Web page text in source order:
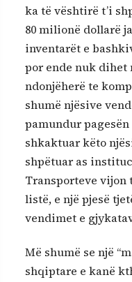
ka të vështirë t’i
80 milionë dollarë
inventarët e
por ende nuk dihet
ndonjëherë te
shumë njësive
pamundur
shkaktuar këto
shpëtuar as
Transporteve vijon
listë, e një pjesë
vendimet e
Më shumë se një
shqiptare e kanë